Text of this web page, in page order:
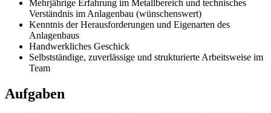
Mehrjährige Erfahrung im Metallbereich und technisches
Verständnis im Anlagenbau (wünschenswert)
Kenntnis der Herausforderungen und Eigenarten des
Anlagenbaus
Handwerkliches Geschick
Selbstständige, zuverlässige und strukturierte Arbeitsweise im
Team
Aufgaben